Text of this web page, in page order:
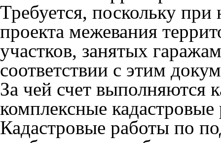
Требуется, поскольку
проекта межевания
участков, занятых
соответствии с этим
За чей счет выполняются
комплексные кадастровые
Кадастровые работы по